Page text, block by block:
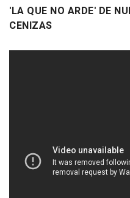
'LA QUE NO ARDE' DE
CENIZAS